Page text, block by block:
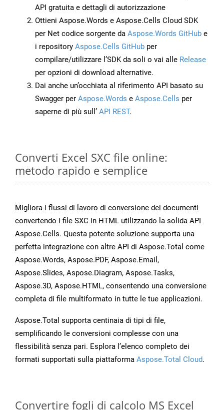
API gratuita e dettagli di autorizzazione
Ottieni Aspose.Words e Aspose.Cells Cloud SDK
per Net codice sorgente da Aspose.Words GitHub e
i repository Aspose.Cells GitHub per
compilare/utilizzare l’SDK da soli o vai alle Release
per opzioni di download alternative.
Dai anche un’occhiata al riferimento API basato su
Swagger per Aspose.Words e Aspose.Cells per
saperne di più sull’ API REST.
Converti Excel SXC file online:
metodo rapido e semplice
Migliora i flussi di lavoro di conversione dei documenti
convertendo i file SXC in HTML utilizzando la solida API
Aspose.Cells. Questa potente soluzione supporta una
perfetta integrazione con altre API di Aspose.Total come
Aspose.Words, Aspose.PDF, Aspose.Email,
Aspose.Slides, Aspose.Diagram, Aspose.Tasks,
Aspose.3D, Aspose.HTML, consentendo una conversione
completa di file multiformato in tutte le tue applicazioni.
Aspose.Total supporta centinaia di tipi di file,
semplificando le conversioni complesse con una
flessibilità senza pari. Esplora l’elenco completo dei
formati supportati sulla piattaforma Aspose.Total Cloud.
Convertire fogli di calcolo MS Excel